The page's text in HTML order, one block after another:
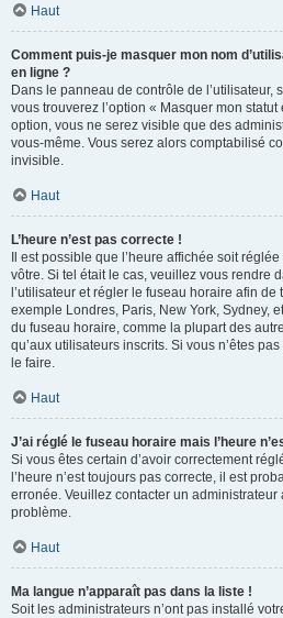
Haut
Comment puis-je masquer mon nom
en ligne ?
Dans le panneau de contrôle de l’utilisateur,
vous trouverez l’option « Masquer mon
option, vous ne serez visible que des
vous-même. Vous serez alors comptabilisé
invisible.
Haut
L’heure n’est pas correcte !
Il est possible que l’heure affichée soit
vôtre. Si tel était le cas, veuillez vous rendre
l’utilisateur et régler le fuseau horaire afin
exemple Londres, Paris, New York, Sydney,
du fuseau horaire, comme la plupart des
qu’aux utilisateurs inscrits. Si vous n’êtes
le faire.
Haut
J’ai réglé le fuseau horaire mais l’heure
Si vous êtes certain d’avoir correctement
l’heure n’est toujours pas correcte, il est
erronée. Veuillez contacter un
problème.
Haut
Ma langue n’apparaît pas dans la liste !
Soit les administrateurs n’ont pas installé